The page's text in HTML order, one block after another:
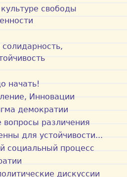
свободы
начать!
Инновации
демократии
различения
для устойчивости...
социальный процесс
дискуссии